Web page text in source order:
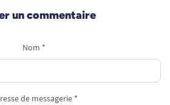
un commentaire
Nom *
de messagerie *